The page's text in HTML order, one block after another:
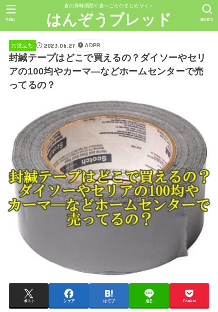
食の賞味期限や食べごろのまとめサイト
はんぞうブレッド SEARCH
MENU
お役立ち 2023.06.27 ADPR
封緘テープはどこで買えるの？ダイソーやセリ
アの100均やカーマ―などホームセンターで売
ってるの？
ポスト シェア はてブ 送る Pocket